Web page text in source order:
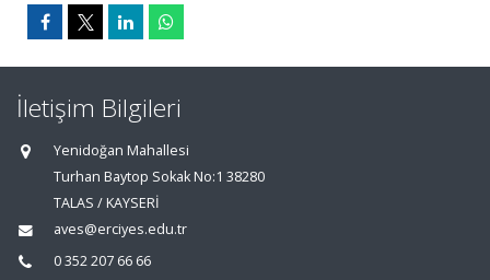
İletişim Bilgileri
Yenidoğan Mahallesi
Turhan Baytop Sokak No:1 38280
TALAS / KAYSERİ
aves@erciyes.edu.tr
0 352 207 66 66